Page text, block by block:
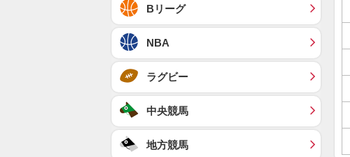
Bリーグ
NBA
ラグビー
中央競馬
地方競馬